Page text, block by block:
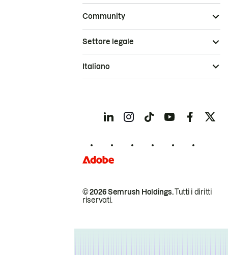
Community
© 2026 Semrush Holdings.Tutti i diritti
riservati.
Settore legale
Italiano